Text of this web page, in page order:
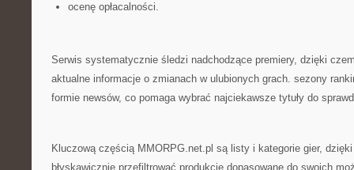
ocenę opłacalności.
Serwis systematycznie śledzi nadchodzące premiery, dzięki
aktualne informacje o zmianach w ulubionych grach. sezony
formie newsów, co pomaga wybrać najciekawsze tytuły do
Kluczową częścią MMORPG.net.pl są listy i kategorie gier,
błyskawicznie przefiltrować produkcje dopasowane do swoich